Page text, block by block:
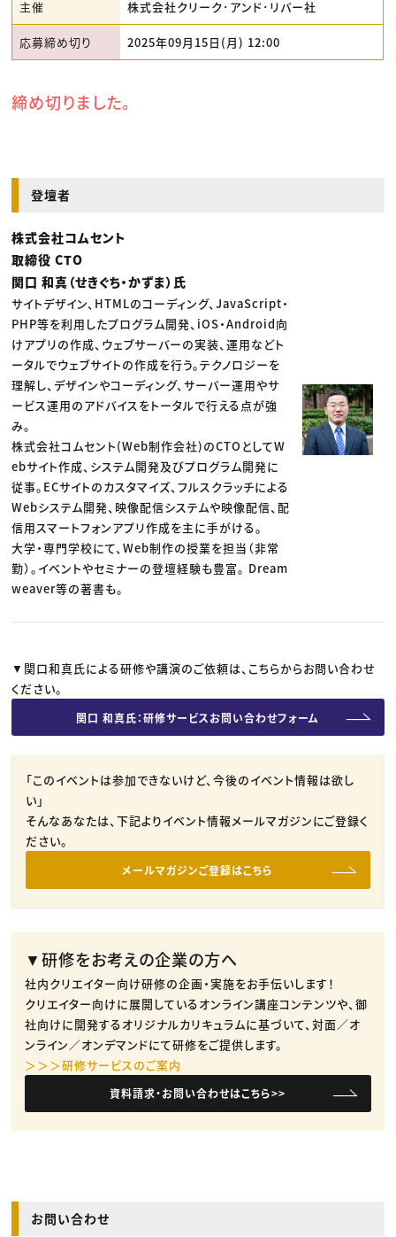
主催 株式会社クリーク･アンド･リバー社
応募締め切り 2025年09月15日(月) 12:00
締め切りました。
登壇者
株式会社コムセント
取締役 CTO
関口 和真（せきぐち・かずま）氏
サイトデザイン、HTMLのコーディング、JavaScript・
PHP等を利用したプログラム開発、iOS・Android向
けアプリの作成、ウェブサーバーの実装、運用などト
ータルでウェブサイトの作成を行う。テクノロジーを
理解し、デザインやコーディング、サーバー運用やサ
ービス運用のアドバイスをトータルで行える点が強
み。
株式会社コムセント(Web制作会社)のCTOとしてW
ebサイト作成、システム開発及びプログラム開発に
従事。ECサイトのカスタマイズ、フルスクラッチによる
Webシステム開発、映像配信システムや映像配信、配
信用スマートフォンアプリ作成を主に手がける。
大学・専門学校にて、Web制作の授業を担当（非常
勤）。イベントやセミナーの登壇経験も豊富。 Dream
weaver等の著書も。
▼関口和真氏による研修や講演のご依頼は、こちらからお問い合わせ
ください。
関口 和真氏：研修サービスお問い合わせフォーム
「このイベントは参加できないけど、今後のイベント情報は欲し
い」
そんなあなたは、下記よりイベント情報メールマガジンにご登録く
ださい。
メールマガジンご登録はこちら
▼研修をお考えの企業の方へ
社内クリエイター向け研修の企画・実施をお手伝いします！
クリエイター向けに展開しているオンライン講座コンテンツや、御
社向けに開発するオリジナルカリキュラムに基づいて、対面／オ
ンライン／オンデマンドにて研修をご提供します。
＞＞＞研修サービスのご案内
資料請求・お問い合わせはこちら>>
お問い合わせ